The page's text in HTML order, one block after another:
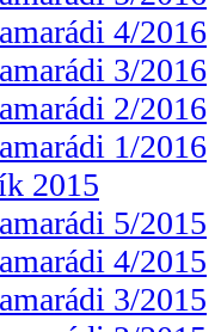
4/2016
3/2016
2/2016
1/2016
2015
5/2015
4/2015
3/2015